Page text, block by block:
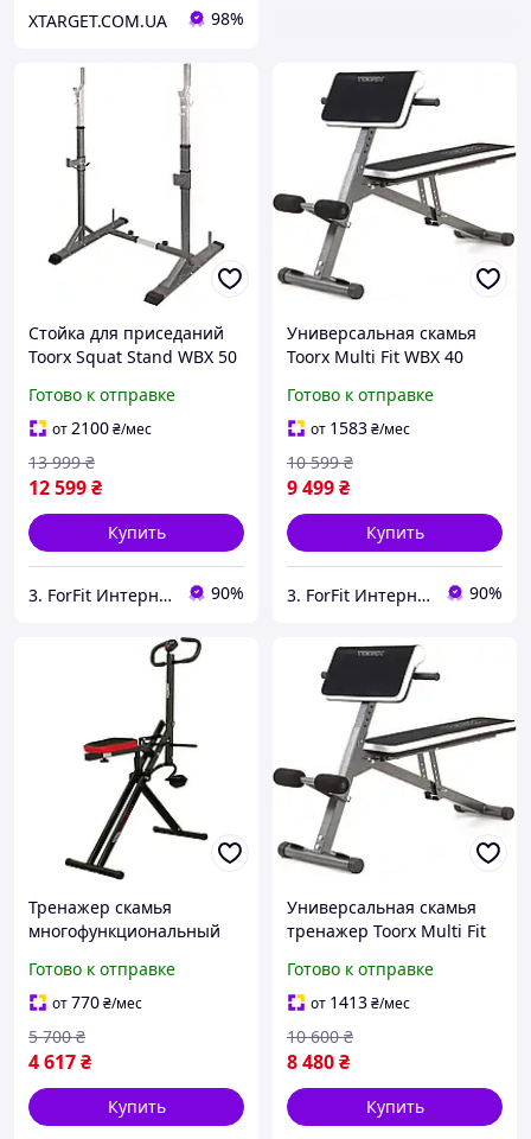
XTARGET.COM.UA 98%
Стойка для приседаний
Toorx Squat Stand WBX 50
для выполнения в
домашних условиях
упражнений со штангой
Готово к отправке
от2100₴/мес
12 599₴
13 999 ₴
Купить
3. ForFit Интернет-магазин спортивных товаров 90%
Универсальная скамья
Toorx Multi Fit WBX 40
сложенном виде 136 x
71,5 x 24,5 см.
Готово к отправке
от 1583₴/мес
9 499₴
10 599 ₴
Купить
3. ForFit Интернет-магазин спортивных товаров 90%
Тренажер скамья
многофункциональный
SQUAT) Складной
Регулируемое сиденье
Готово к отправке
от770₴/мес
4 617₴
5 700 ₴
Купить
Универсальная скамья
тренажер Toorx Multi Fit
и парта Скотта имеют
регулировку.
Готово к отправке
от 1413₴/мес
8 480₴
10 600 ₴
Купить